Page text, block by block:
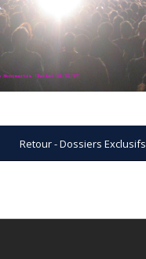
Retour - Dossiers Exclusifs